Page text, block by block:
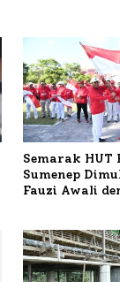
Semarak HUT
Sumenep
Fauzi Awali